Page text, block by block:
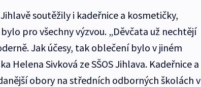
soutěžily i kadeřnice a kosmetičky,
pro všechny výzvou. „Děvčata už nechtějí
Jak účesy, tak oblečení bylo v jiném
Helena Sivková ze SŠOS Jihlava. Kadeřnice a
obory na středních odborných školách v